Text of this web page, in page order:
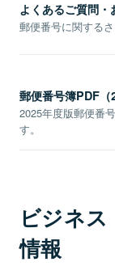
よくあるご質問・
郵便番号に関する
郵便番号簿PDF（
2025年度版郵便番
す。
ビジネ
情報